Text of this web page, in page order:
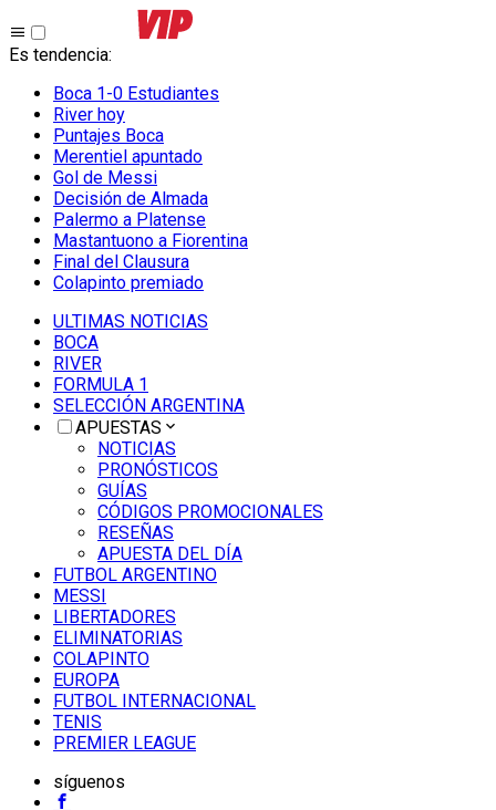
Es tendencia:
Boca 1-0 Estudiantes
River hoy
Puntajes Boca
Merentiel apuntado
Gol de Messi
Decisión de Almada
Palermo a Platense
Mastantuono a Fiorentina
Final del Clausura
Colapinto premiado
ULTIMAS NOTICIAS
BOCA
RIVER
FORMULA 1
SELECCIÓN ARGENTINA
APUESTAS
NOTICIAS
PRONÓSTICOS
GUÍAS
CÓDIGOS PROMOCIONALES
RESEÑAS
APUESTA DEL DÍA
FUTBOL ARGENTINO
MESSI
LIBERTADORES
ELIMINATORIAS
COLAPINTO
EUROPA
FUTBOL INTERNACIONAL
TENIS
PREMIER LEAGUE
síguenos